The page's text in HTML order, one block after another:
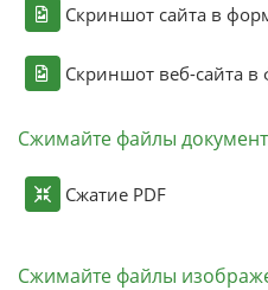
Скриншот сайта в
Скриншот веб-сайта в
Сжимайте файлы
Сжатие PDF
Сжимайте файлы